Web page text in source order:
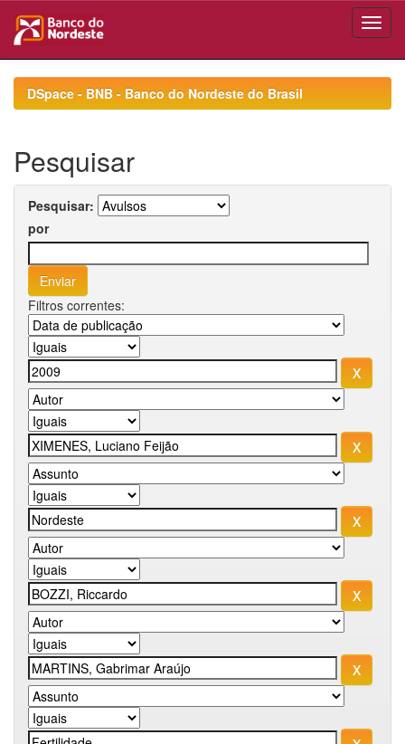
navigationDSpace - BNB - Banco do Nordeste do Brasil
Pesquisar
Pesquisar:
por
Filtros correntes: